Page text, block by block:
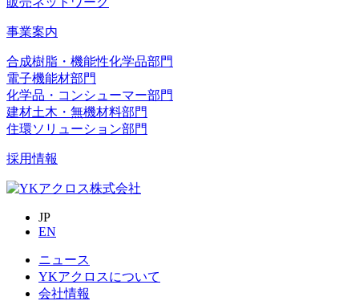
事業案内
合成樹脂・機能性化学品部門
電子機能材部門
化学品・コンシューマー部門
建材土木・無機材料部門
住環ソリューション部門
採用情報
JP
EN
ニュース
YKアクロスについて
会社情報